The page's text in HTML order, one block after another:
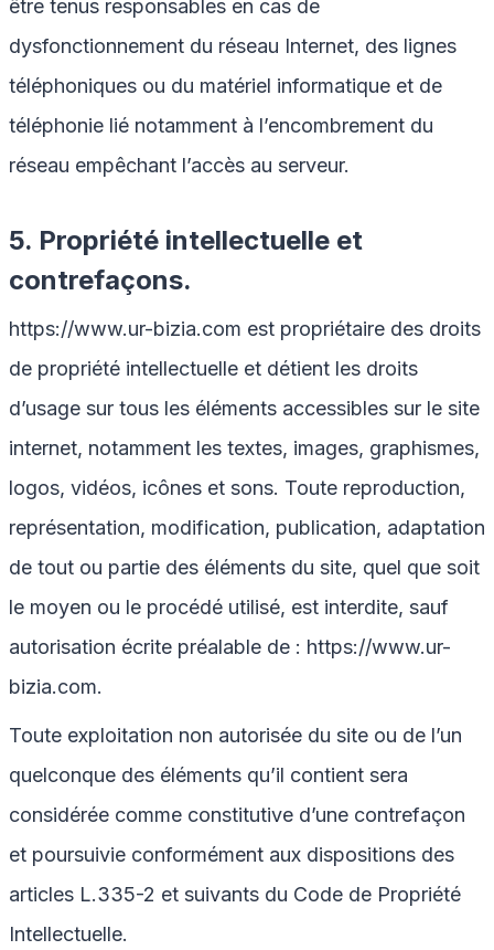
être tenus responsables en cas de
dysfonctionnement du réseau Internet, des lignes
téléphoniques ou du matériel informatique et de
téléphonie lié notamment à l’encombrement du
réseau empêchant l’accès au serveur.
5. Propriété intellectuelle et
contrefaçons.
https://www.ur-bizia.com est propriétaire des droits
de propriété intellectuelle et détient les droits
d’usage sur tous les éléments accessibles sur le site
internet, notamment les textes, images, graphismes,
logos, vidéos, icônes et sons. Toute reproduction,
représentation, modification, publication, adaptation
de tout ou partie des éléments du site, quel que soit
le moyen ou le procédé utilisé, est interdite, sauf
autorisation écrite préalable de : https://www.ur-
bizia.com.
Toute exploitation non autorisée du site ou de l’un
quelconque des éléments qu’il contient sera
considérée comme constitutive d’une contrefaçon
et poursuivie conformément aux dispositions des
articles L.335-2 et suivants du Code de Propriété
Intellectuelle.